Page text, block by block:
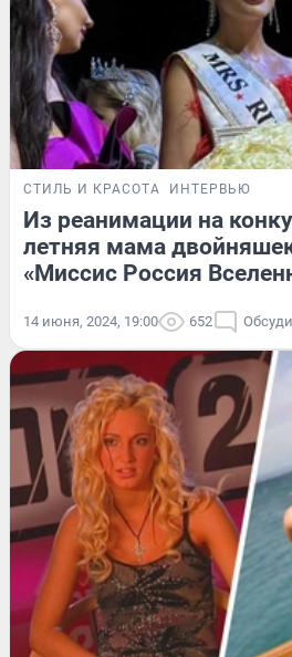
СТИЛЬ И КРАСОТА ИНТЕРВЬЮ
Из реанимации на
летняя мама
«Миссис Россия
14 июня, 2024, 19:00 652